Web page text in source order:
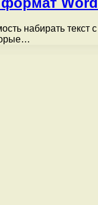
набирать